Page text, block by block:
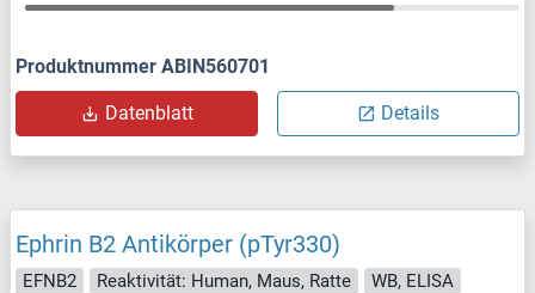
Produktnummer ABIN560701
Datenblatt Details
Ephrin B2 Antikörper (pTyr330)
EFNB2 Reaktivität: Human, Maus, Ratte
WB, ELISA